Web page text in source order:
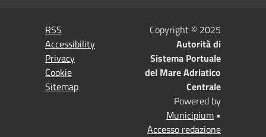
RSS
Accessibility
Privacy
Cookie
Sitemap
Copyright © 2025
Autorità di
Sistema Portuale
del Mare Adriatico
Centrale
Powered by
Municipium •
Accesso redazione